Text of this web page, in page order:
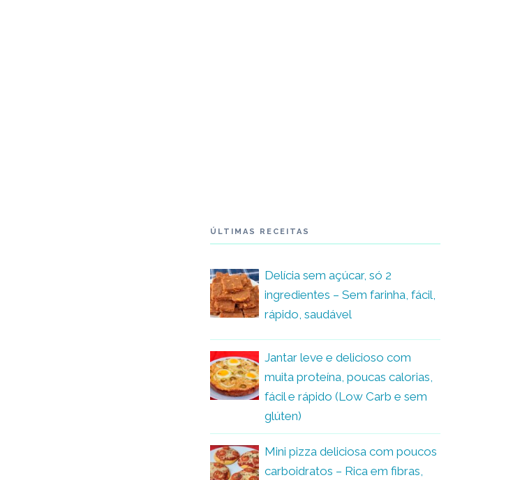
ÚLTIMAS RECEITAS
Delícia sem açúcar, só 2
ingredientes – Sem farinha, fácil,
rápido, saudável
Jantar leve e delicioso com
muita proteína, poucas calorias,
fácil e rápido (Low Carb e sem
glúten)
Mini pizza deliciosa com poucos
carboidratos – Rica em fibras,